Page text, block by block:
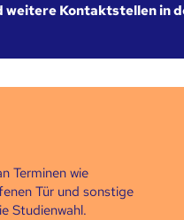
weitere Kontaktstellen in
Terminen wie
Tür und sonstige
Studienwahl.